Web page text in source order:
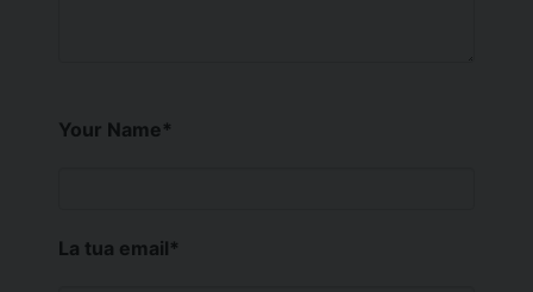
Your Name*
La tua email*